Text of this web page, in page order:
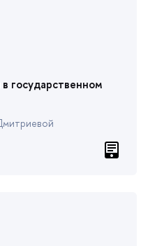
государственном